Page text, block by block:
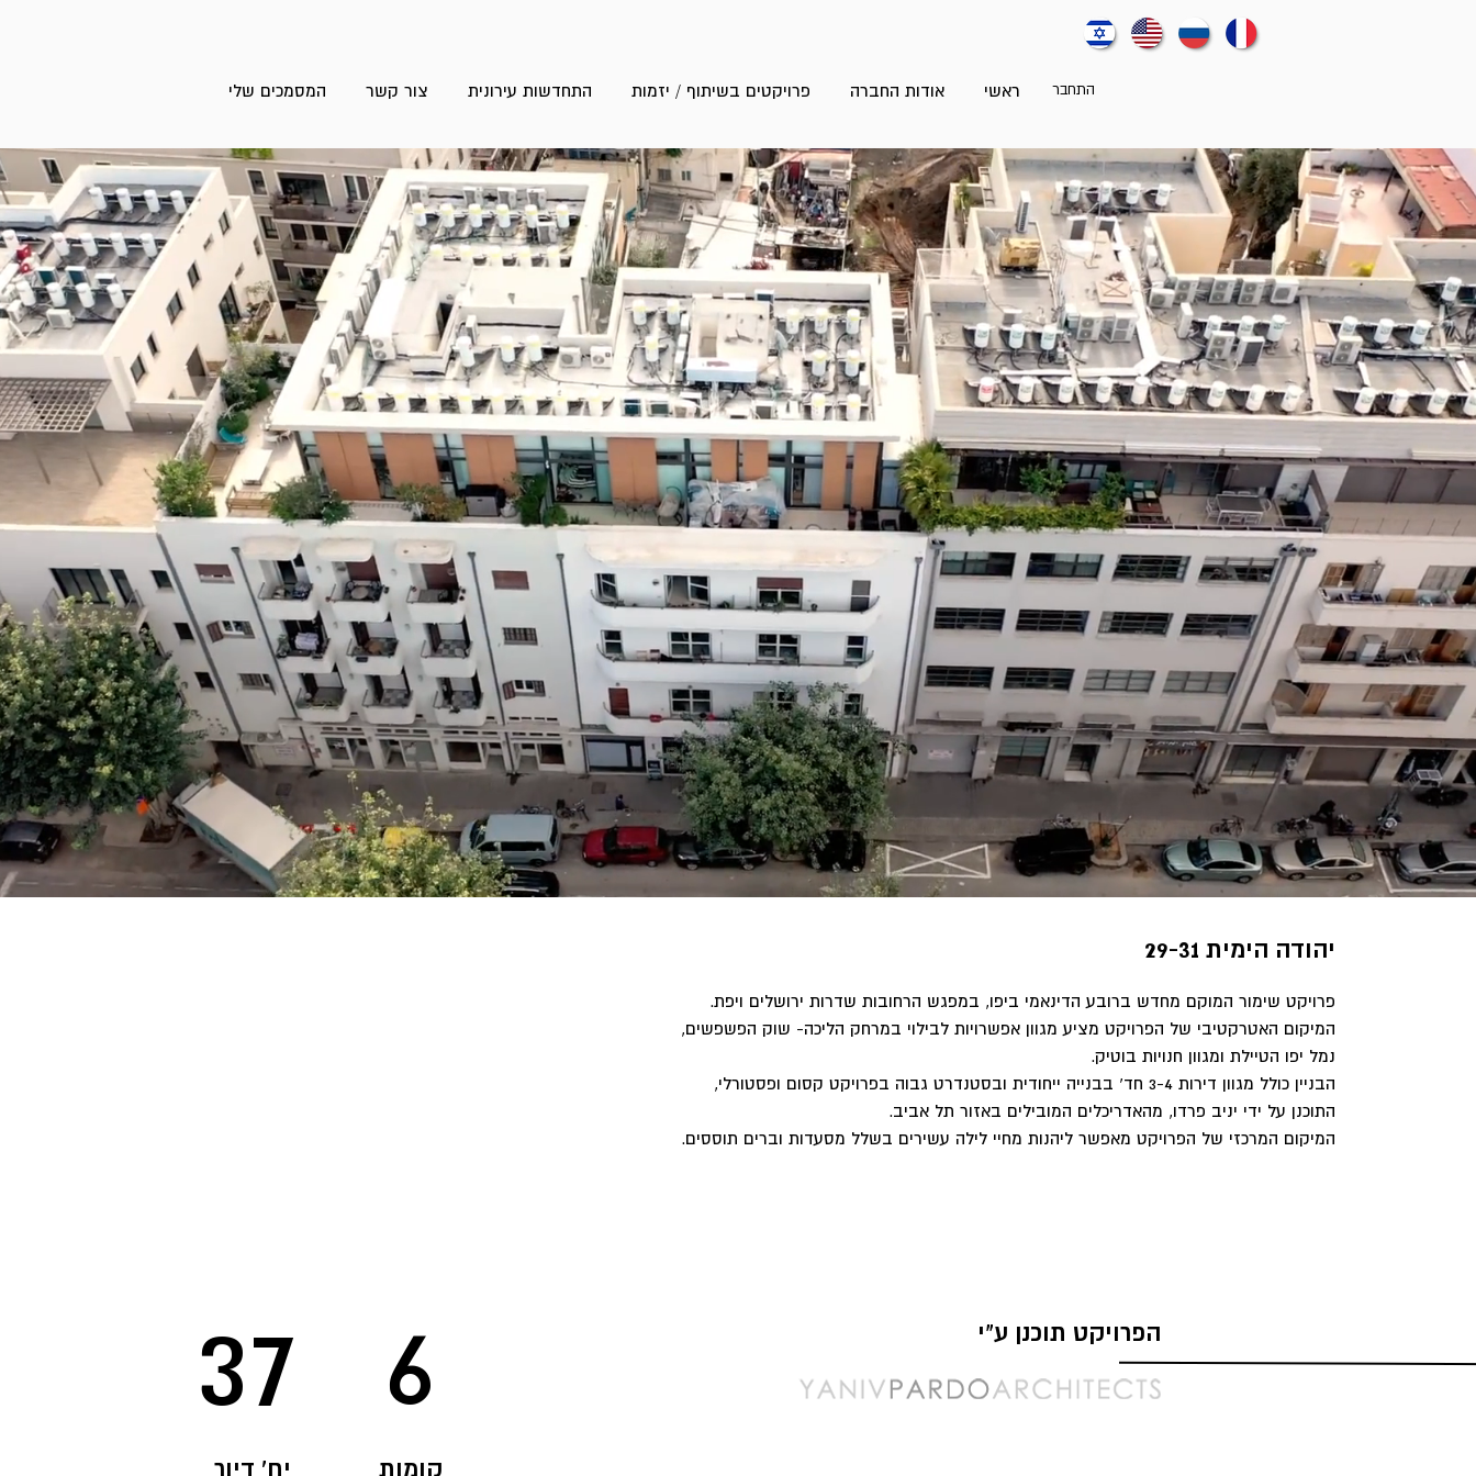
ראשי אודות החברה פרויקטים בשיתוף / יזמות התחדשות עירונית צור קשר המסמכים שלי התחבר
29-31 יהודה הימית
פרויקט שימור המוקם מחדש ברובע הדינאמי ביפו, במפגש הרחובות שדרות ירושלים ויפת.
המיקום האטרקטיבי של הפרויקט מציע מגוון אפשרויות לבילוי במרחק הליכה- שוק הפשפשים,
נמל יפו הטיילת ומגוון חנויות בוטיק.
הבניין כולל מגוון דירות 3-4 חד' בבנייה ייחודית ובסטנדרט גבוה בפרויקט קסום ופסטורלי,
התוכנן על ידי יניב פרדו, מהאדריכלים המובילים באזור תל אביב.
המיקום המרכזי של הפרויקט מאפשר ליהנות מחיי לילה עשירים בשלל מסעדות וברים תוססים.
יח' דיור קומות
6
37 הפרויקט תוכנן ע"י